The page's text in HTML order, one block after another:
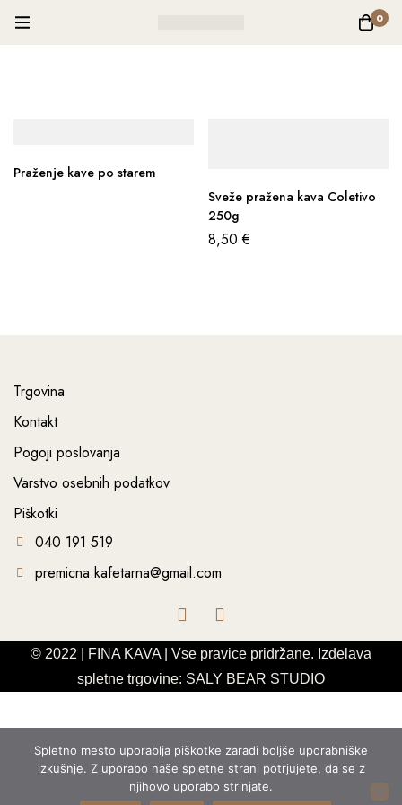
0
Praženje kave po starem
Sveže pražena kava Coletivo
250g
8,50€
Trgovina
Kontakt
Pogoji poslovanja
Varstvo osebnih podatkov
Piškotki
040 191 519
premicna.kafetarna@gmail.com
© 2022 | FINA KAVA | Vse pravice pridržane. Izdelava
spletne trgovine: SALY BEAR STUDIO
Spletno mesto uporablja piškotke zaradi boljše uporabniške
izkušnje. Z uporabo naše spletne strani potrjujete, da se z
njihovo uporabo strinjate.